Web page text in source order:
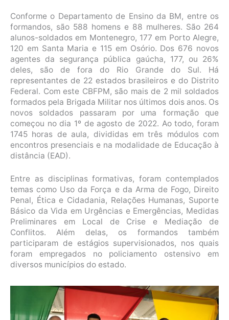
Conforme o Departamento de Ensino da BM, entre os
formandos, são 588 homens e 88 mulheres. São 264
alunos-soldados em Montenegro, 177 em Porto Alegre,
120 em Santa Maria e 115 em Osório. Dos 676 novos
agentes da segurança pública gaúcha, 177, ou 26%
deles, são de fora do Rio Grande do Sul. Há
representantes de 22 estados brasileiros e do Distrito
Federal. Com este CBFPM, são mais de 2 mil soldados
formados pela Brigada Militar nos últimos dois anos. Os
novos soldados passaram por uma formação que
começou no dia 1º de agosto de 2022. Ao todo, foram
1745 horas de aula, divididas em três módulos com
encontros presenciais e na modalidade de Educação à
distância (EAD).
Entre as disciplinas formativas, foram contemplados
temas como Uso da Força e da Arma de Fogo, Direito
Penal, Ética e Cidadania, Relações Humanas, Suporte
Básico da Vida em Urgências e Emergências, Medidas
Preliminares em Local de Crise e Mediação de
Conflitos. Além delas, os formandos também
participaram de estágios supervisionados, nos quais
foram empregados no policiamento ostensivo em
diversos municípios do estado.